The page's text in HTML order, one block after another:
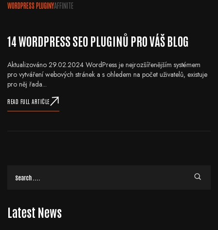
WORDPRESS PLUGINYAFFINITE
14 WORDPRESS SEO PLUGINŮ PRO VÁŠ BLOG
Aktualizováno 29.02.2024 WordPress je nejrozšířenějším systémem
pro vytváření webových stránek a s ohledem na počet uživatelů, existuje
pro něj řada...
READ FULL ARTICLE
Latest News